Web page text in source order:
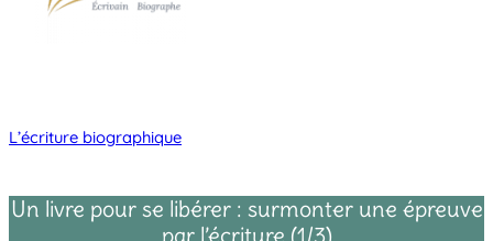
L’écriture biographique
Un livre pour se libérer : surmonter une épreuve
par l’écriture (1/3)